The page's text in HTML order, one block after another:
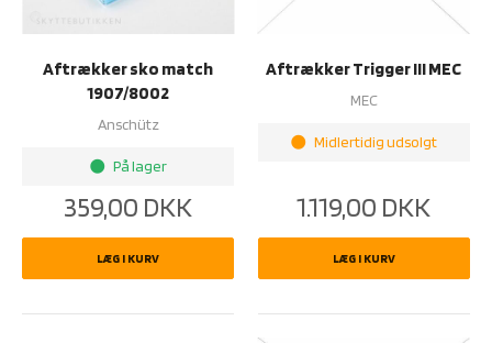
Aftrækker sko match
1907/8002
Anschütz
brightness_1 På lager
359,00 DKK
LÆG I KURV
Aftrækker Trigger III MEC
MEC
brightness_1 Midlertidig udsolgt
1.119,00 DKK
LÆG I KURV